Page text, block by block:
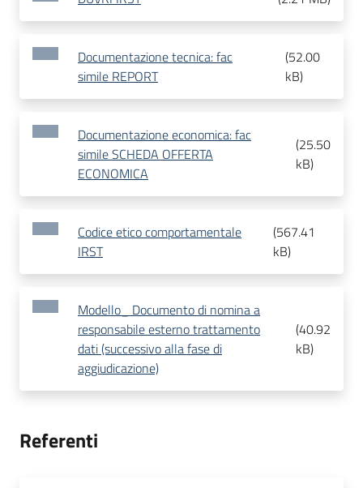
Documentazione tecnica: fac
simile REPORT
(52.00
kB)
Documentazione economica: fac
simile SCHEDA OFFERTA
ECONOMICA
(25.50
kB)
Codice etico comportamentale
IRST
(567.41
kB)
Modello_ Documento di nomina a
responsabile esterno trattamento
dati (successivo alla fase di
aggiudicazione)
(40.92
kB)
Referenti